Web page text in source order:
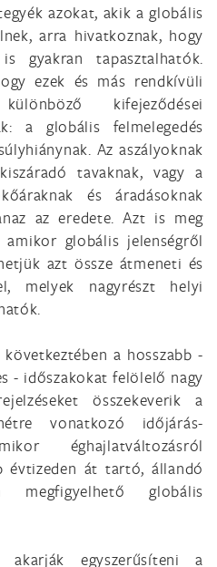
azokat, akik a globális
arra hivatkoznak, hogy
gyakran tapasztalhatók.
ezek és más rendkívüli
kifejeződései
a globális felmelegedés
Az aszályoknak
tavaknak, vagy a
és áradásoknak
az eredete. Azt is meg
globális jelenségről
azt össze átmeneti és
melyek nagyrészt helyi
a hosszabb -
- időszakokat felölelő nagy
összekeverik a
vonatkozó időjárás-
éghajlatváltozásról
évtizeden át tartó, állandó
megfigyelhető globális
egyszerűsíteni a